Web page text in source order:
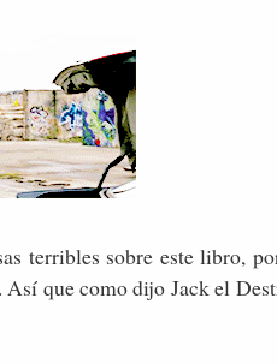
terribles sobre este libro,
que como dijo Jack el